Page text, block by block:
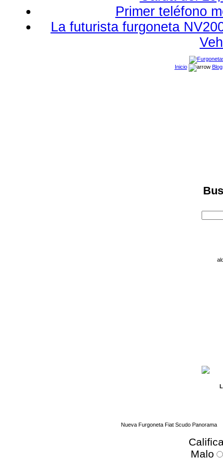
Primer teléfono
La futurista furgoneta
Inicio Blog
Nueva Furgoneta Fiat Scudo Panorama
Malo